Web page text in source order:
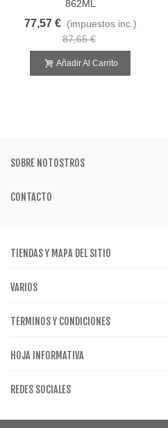
862ML
77,57 € (impuestos inc.)
87,65 €
Añadir Al Carrito
SOBRE NOTOSTROS
CONTACTO
TIENDAS Y MAPA DEL SITIO
VARIOS
TERMINOS Y CONDICIONES
HOJA INFORMATIVA
REDES SOCIALES